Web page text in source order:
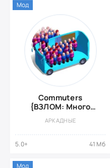
Commuters
{ВЗЛОМ: Много
АРКАДНЫЕ
5.0+ 41 Мб
Мод
Мод